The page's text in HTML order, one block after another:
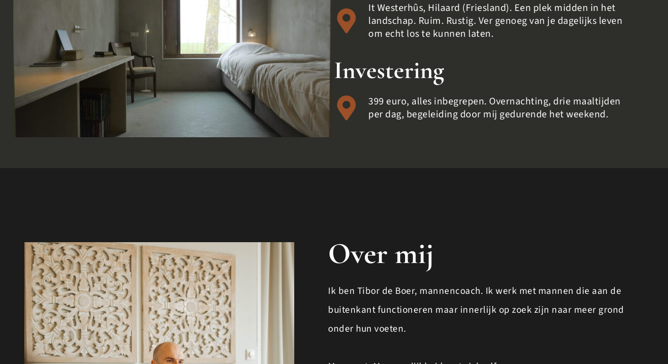
It Westerhûs, Hilaard (Friesland). Een plek midden in het
landschap. Ruim. Rustig. Ver genoeg van je dagelijks leven
om echt los te kunnen laten.
Investering
399 euro, alles inbegrepen. Overnachting, drie maaltijden
per dag, begeleiding door mij gedurende het weekend.
Over mij
Ik ben Tibor de Boer, mannencoach. Ik werk met mannen die aan de
buitenkant functioneren maar innerlijk op zoek zijn naar meer grond
onder hun voeten.